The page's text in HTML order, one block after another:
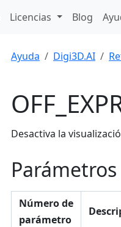
Licencias Blog
Ayuda Digi3D.AI
Desactiva la
Parámetros
Número de
parámetro